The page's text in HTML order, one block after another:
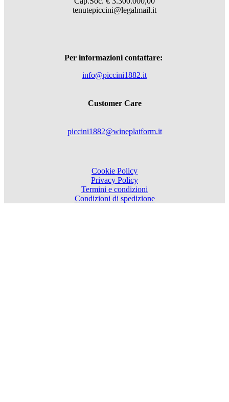
tenutepiccini@legalmail.it
Per informazioni contattare:
info@piccini1882.it
Customer Care
piccini1882@wineplatform.it
Cookie Policy
Privacy Policy
Termini e condizioni
Condizioni di spedizione